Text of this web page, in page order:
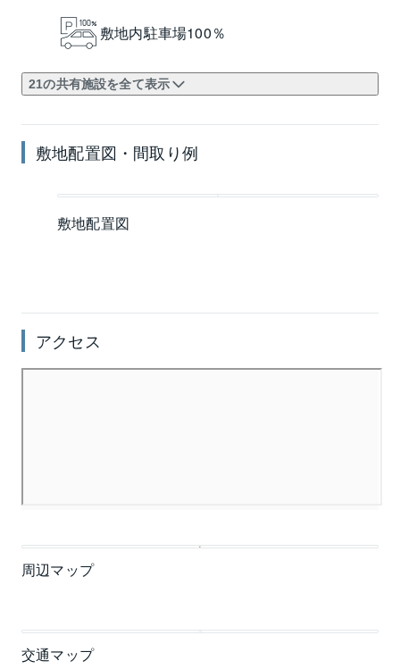
敷地内駐車場100％
21の共有施設を全て表示
敷地配置図・間取り例
敷地配置図
アクセス
周辺マップ
交通マップ